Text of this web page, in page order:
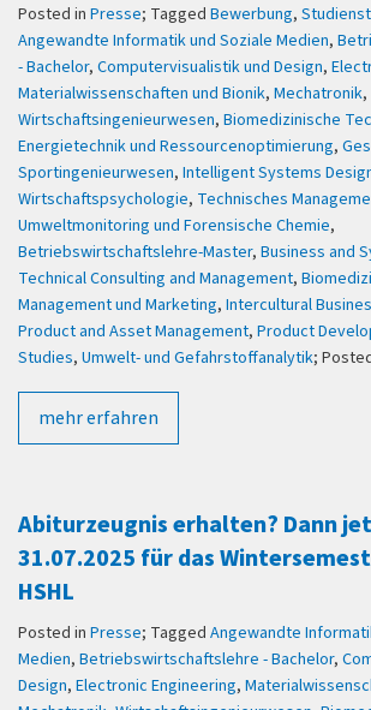
Posted in Presse; Tagged Bewerbung,
Angewandte Informatik und Soziale Medien,
- Bachelor, Computervisualistik und Design,
Materialwissenschaften und Bionik, Mechatronik,
Wirtschaftsingenieurwesen, Biomedizinische
Energietechnik und Ressourcenoptimierung,
Sportingenieurwesen, Intelligent Systems
Wirtschaftspsychologie, Technisches
Umweltmonitoring und Forensische Chemie,
Betriebswirtschaftslehre-Master, Business and
Technical Consulting and Management,
Management und Marketing, Intercultural
Product and Asset Management, Product
Studies, Umwelt- und Gefahrstoffanalytik;
mehr erfahren
Abiturzeugnis erhalten? Dann
31.07.2025 für das
HSHL
Posted in Presse; Tagged Angewandte
Medien, Betriebswirtschaftslehre - Bachelor,
Design, Electronic Engineering,